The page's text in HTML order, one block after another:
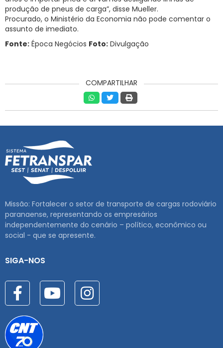
produção de pneus de carga”, disse Mueller.
Procurado, o Ministério da Economia não pode comentar o
assunto de imediato.
Fonte: Época Negócios Foto: Divulgação
COMPARTILHAR
Missão: Fortalecer o setor de transporte de cargas rodoviário
paranaense, representando os empresários
independentemente do cenário – político, econômico ou
social - que se apresente.
SIGA-NOS